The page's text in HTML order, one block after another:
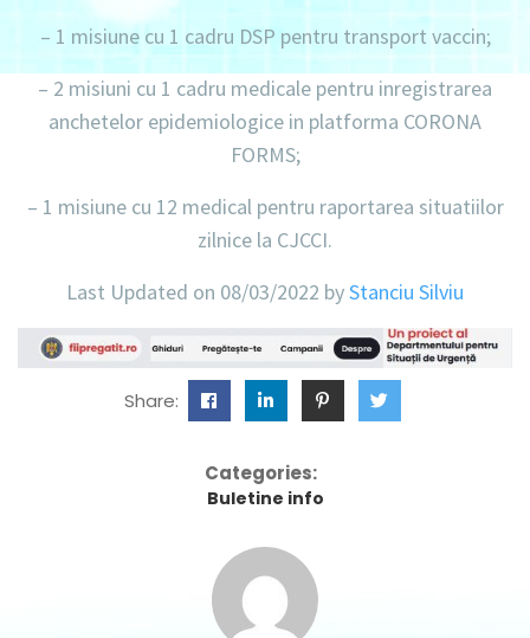
– 1 misiunecu 1 cadru DSP pentru transport vaccin;
– 2 misiuni cu 1 cadru medicale pentru inregistrarea
anchetelor epidemiologice in platforma CORONA
FORMS;
– 1 misiunecu 12 medical pentru raportarea situatiilor
zilnice la CJCCI.
Last Updated on 08/03/2022 byStanciu Silviu
Share:
Categories:
Buletine info